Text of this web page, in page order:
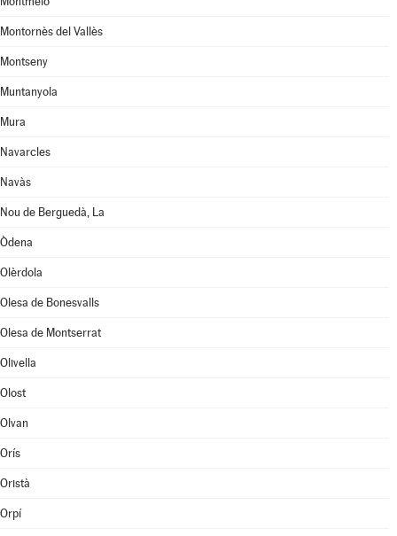
Montornès del Vallès
Montseny
Muntanyola
Mura
Navarcles
Navàs
Nou de Berguedà, La
Òdena
Olèrdola
Olesa de Bonesvalls
Olesa de Montserrat
Olivella
Olost
Olvan
Orís
Oristà
Orpí